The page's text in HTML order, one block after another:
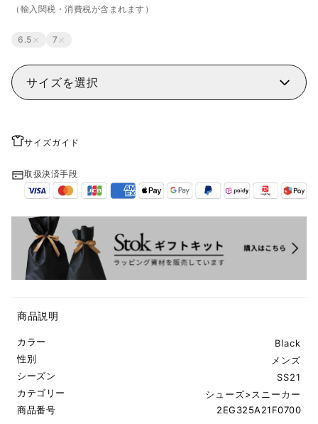
（輸入関税・消費税が含まれます）
6.5 7
サイズを選択
サイズガイド
取扱決済手段
商品説明
カラー
Black
性別
メンズ
シーズン
SS21
カテゴリー
シューズ>スニーカー
商品番号
2EG325A21F0700